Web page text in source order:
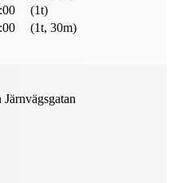
(1t)
(1t, 30m)